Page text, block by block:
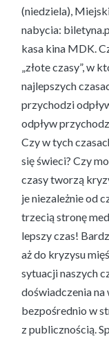
(niedziela),
nabycia:
kasa kina MDK.
„złote czasy”, w
najlepszych
przychodzi
odpływ
Czy w tych
się świeci? Czy
czasy tworzą
je niezależnie od
trzecią stronę
lepszy czas!
aż do kryzysu
sytuacji naszych
doświadczenia na
bezpośrednio w
z publicznością.